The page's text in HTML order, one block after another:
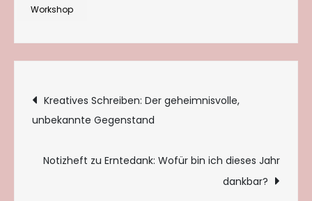
Workshop
Beitragsnavigation
Kreatives Schreiben: Der geheimnisvolle,
unbekannte Gegenstand
Notizheft zu Erntedank: Wofür bin ich dieses Jahr
dankbar?